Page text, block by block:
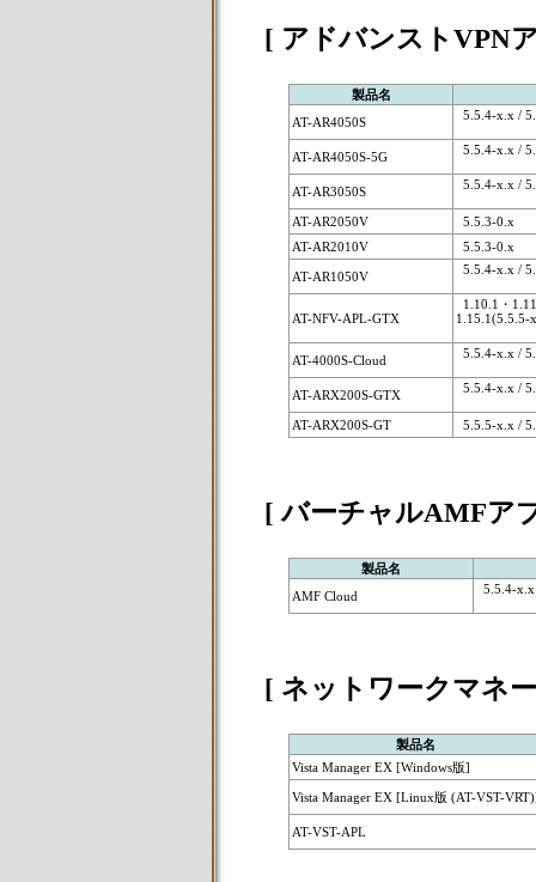
[ アドバンストVPN
製品名
AT-AR4050S
5.5.4-x.x /
AT-AR4050S-5G 5.5.4-x.x /
AT-AR3050S 5.5.4-x.x /
AT-AR2050V
5.5.3-0.x
AT-AR2010V
5.5.3-0.x
AT-AR1050V 5.5.4-x.x /
AT-NFV-APL-GTX
1.10.1・
AT-4000S-Cloud 5.5.4-x.x /
AT-ARX200S-GTX 5.5.4-x.x /
AT-ARX200S-GT 5.5.5-x.x /
[ バーチャルAMFア
製品名
AMF Cloud
5.5.4-
[ ネットワークマネ
製品名
Vista Manager EX [Windows版]
Vista Manager EX [Linux版 (AT-VST-
AT-VST-APL